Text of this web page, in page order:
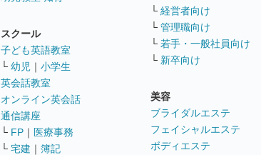
スクール
子ども英語教室
└ 幼児 ｜ 小学生
英会話教室
オンライン英会話
通信講座
└ FP ｜ 医療事務
└ 宅建 ｜ 簿記
└ 経営者向け
└ 管理職向け
└ 若手・一般社員向け
└ 新卒向け
美容
ブライダルエステ
フェイシャルエステ
ボディエステ